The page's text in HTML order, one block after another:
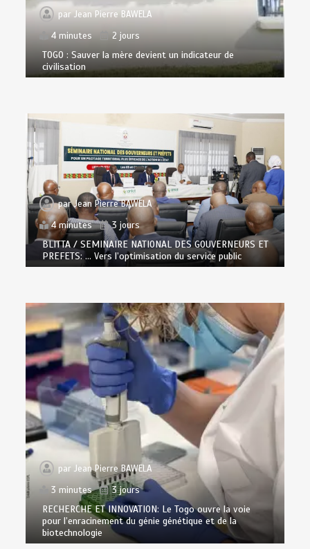
parJean Pierre BAWELA
4 minutes
2 jours
TOGO : Sauver la mère devient un indicateur de
civilisation
parJean Pierre BAWELA
4 minutes
3 jours
BLITTA / SEMINAIRE NATIONAL DES GOUVERNEURS ET
PREFETS: … Vers l’optimisation du service public
parJean Pierre BAWELA
3 minutes
3 jours
RECHERCHE ET INNOVATION: Le Togo ouvre la voie
pour l’enracinement du génie génétique et de la
biotechnologie